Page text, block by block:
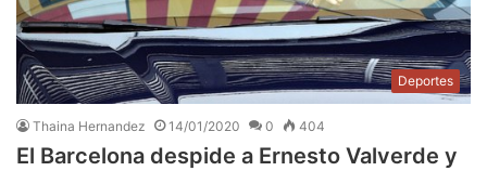
Deportes
Thaina Hernandez 14/01/2020 0 404
El Barcelona despide a Ernesto Valverde y